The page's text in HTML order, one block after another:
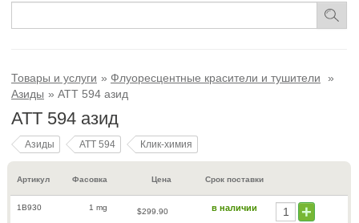
Товары и услуги
Флуоресцентные красители и тушители
Азиды
ATT 594 азид
ATT 594 азид
Азиды ATT 594 Клик-химия
Артикул Фасовка Цена Срок поставки
1B930 1 mg $299.90 в наличии